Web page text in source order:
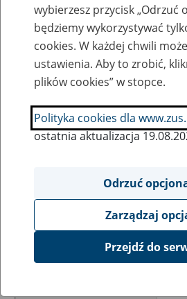
Nazwa zakładu pracy:
SZUKAJ
Ukryj wszystkie pozycje bazy
AR-
wybierzesz przycisk „Odrzuć
będziemy wykorzystywać
cookies. W każdej chwili
ustawienia. Aby to zrobić,
plików cookies” w stopce.
Polityka cookies dla
ostatnia aktualizacja
Odrzuć
Zarządzaj
Przejdź do